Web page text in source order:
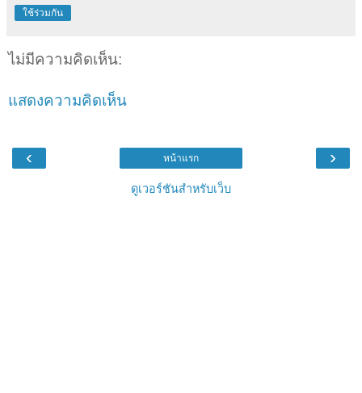
ใช้ร่วมกัน
ไม่มีความคิดเห็น:
แสดงความคิดเห็น
‹ ›
หน้าแรก
ดูเวอร์ชันสำหรับเว็บ